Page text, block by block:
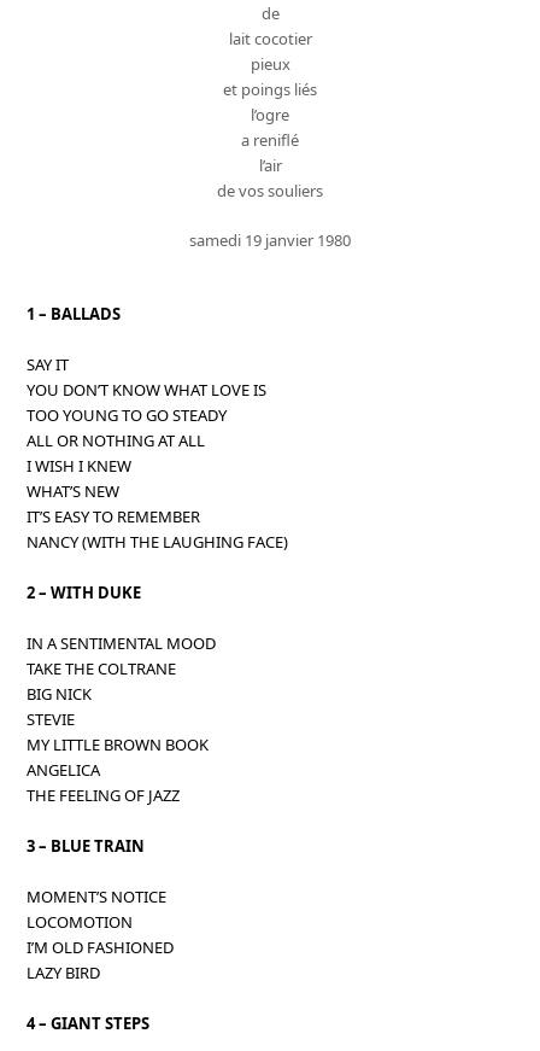
de
lait cocotier
pieux
et poings liés
l’ogre
a reniflé
l’air
de vos souliers
samedi 19 janvier 1980
1 – BALLADS
SAY IT
YOU DON’T KNOW WHAT LOVE IS
TOO YOUNG TO GO STEADY
ALL OR NOTHING AT ALL
I WISH I KNEW
WHAT’S NEW
IT’S EASY TO REMEMBER
NANCY (WITH THE LAUGHING FACE)
2 – WITH DUKE
IN A SENTIMENTAL MOOD
TAKE THE COLTRANE
BIG NICK
STEVIE
MY LITTLE BROWN BOOK
ANGELICA
THE FEELING OF JAZZ
3 – BLUE TRAIN
MOMENT’S NOTICE
LOCOMOTION
I’M OLD FASHIONED
LAZY BIRD
4 – GIANT STEPS